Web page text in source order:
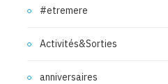
#etremere
Activités&Sorties
anniversaires